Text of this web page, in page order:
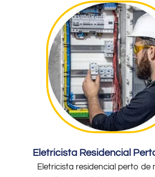
Eletricista Residencial
Eletricista residencial perto de